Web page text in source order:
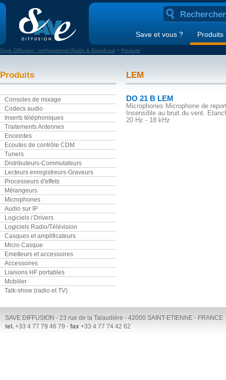
Save et vous ? Produits
Save Diffusion - professionnel Radio & Broadcast > Produits
Produits
Consoles de mixage
Codecs audio
Inserts téléphoniques
Traitements Antennes
Enceintes
Ecoutes de contrôle CDM
Tuners
Distributeurs-Commutateurs
Lecteurs enregistreurs-Graveurs
Processeurs d'effets
Mélangeurs
Microphones
Audio sur IP
Logiciels / Drivers
Logiciels Radio/Télévision
Casques et amplificateurs
Micro Casque
Emetteurs et accessoires
Accessoires
Liaisons HF portables
Mobilier
Talk-show (radio et TV)
LEM
DO 21 B LEM
Microphones Microphone de
Insensible au bruit du vent.
20 Hz - 18 kHz
SAVE DIFFUSION - 23 rue de la Talaudière - 42000 SAINT-ETIENNE - FRANCE
tel. +33 4 77 79 46 79 - fax +33 4 77 74 42 62